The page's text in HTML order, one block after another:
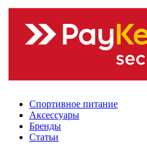
Спортивное питание
Аксессуары
Бренды
Статьи